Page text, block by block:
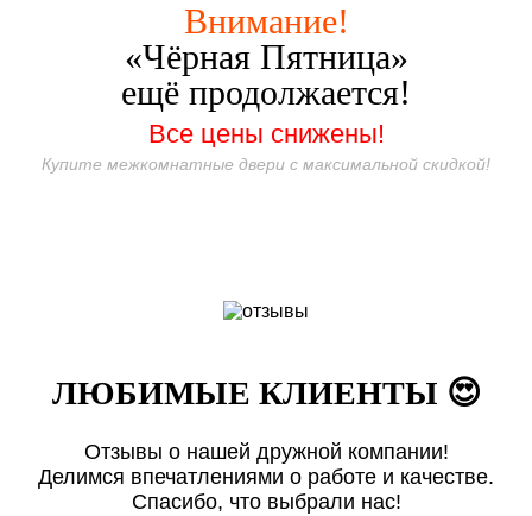
Внимание!
«Чёрная Пятница»
ещё продолжается!
Все цены снижены!
Купите межкомнатные двери с максимальной скидкой!
ЛЮБИМЫЕ КЛИЕНТЫ 😍
Отзывы о нашей дружной компании!
Делимся впечатлениями о работе и качестве.
Спасибо, что выбрали нас!